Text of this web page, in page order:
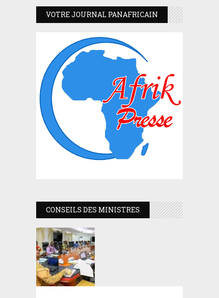
VOTRE JOURNAL PANAFRICAIN
CONSEILS DES MINISTRES